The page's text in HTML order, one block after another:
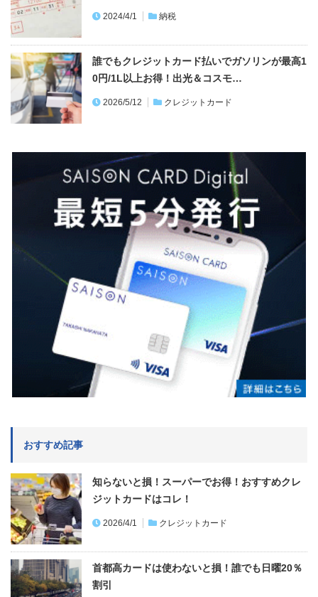
2024/4/1 納税
誰でもクレジットカード払いでガソリンが最高1
0円/1L以上お得！出光＆コスモ…
2026/5/12 クレジットカード
おすすめ記事
知らないと損！スーパーでお得！おすすめクレ
ジットカードはコレ！
2026/4/1 クレジットカード
首都高カードは使わないと損！誰でも日曜20％
割引